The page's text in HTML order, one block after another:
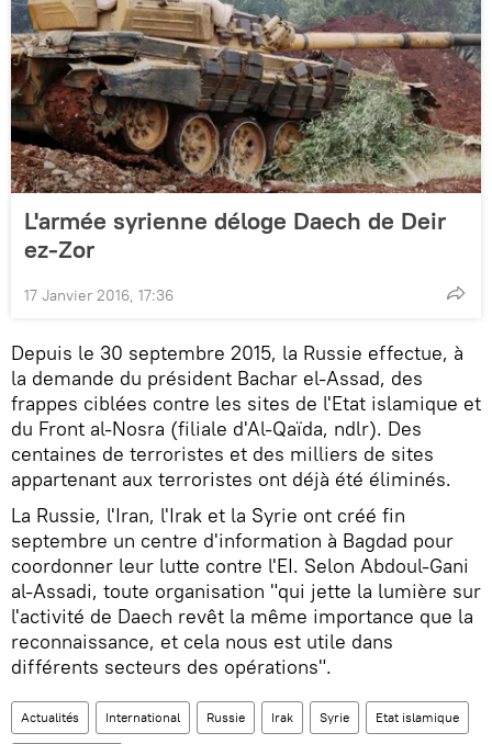
L'armée syrienne déloge Daech de Deir
ez-Zor
17 Janvier 2016, 17:36
Depuis le 30 septembre 2015, la Russie effectue, à
la demande du président Bachar el-Assad, des
frappes ciblées contre les sites de l'Etat islamique et
du Front al-Nosra (filiale d'Al-Qaïda, ndlr). Des
centaines de terroristes et des milliers de sites
appartenant aux terroristes ont déjà été éliminés.
La Russie, l'Iran, l'Irak et la Syrie ont créé fin
septembre un centre d'information à Bagdad pour
coordonner leur lutte contre l'EI. Selon Abdoul-Gani
al-Assadi, toute organisation "qui jette la lumière sur
l'activité de Daech revêt la même importance que la
reconnaissance, et cela nous est utile dans
différents secteurs des opérations".
Actualités International Russie Irak Syrie Etat islamique